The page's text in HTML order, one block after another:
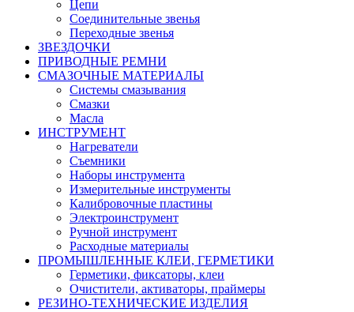
Цепи
Соединительные звенья
Переходные звенья
ЗВЕЗДОЧКИ
ПРИВОДНЫЕ РЕМНИ
СМАЗОЧНЫЕ МАТЕРИАЛЫ
Системы смазывания
Смазки
Масла
ИНСТРУМЕНТ
Нагреватели
Съемники
Наборы инструмента
Измерительные инструменты
Калибровочные пластины
Электроинструмент
Ручной инструмент
Расходные материалы
ПРОМЫШЛЕННЫЕ КЛЕИ, ГЕРМЕТИКИ
Герметики, фиксаторы, клеи
Очистители, активаторы, праймеры
РЕЗИНО-ТЕХНИЧЕСКИЕ ИЗДЕЛИЯ